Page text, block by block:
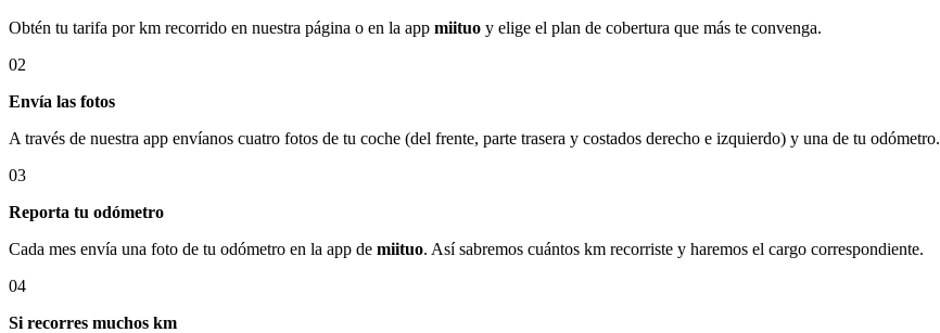
Obtén tu tarifa por km recorrido en nuestra página o en la app miituo y elige el plan de cobertura que más te convenga.
02
Envía las fotos
A través de nuestra app envíanos cuatro fotos de tu coche (del frente, parte trasera y costados derecho e izquierdo) y una de tu odómetro.
03
Reporta tu odómetro
Cada mes envía una foto de tu odómetro en la app de miituo. Así sabremos cuántos km recorriste y haremos el cargo correspondiente.
04
Si recorres muchos km